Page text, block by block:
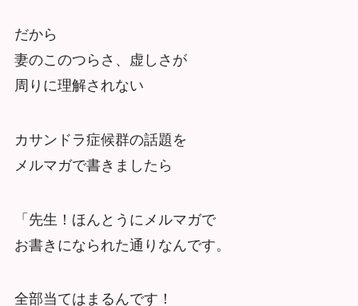
だから
妻のこのつらさ、虚しさが
周りに理解されない
カサンドラ症候群の話題を
メルマガで書きましたら
「先生！ほんとうにメルマガで
お書きになられた通りなんです。
全部当てはまるんです！